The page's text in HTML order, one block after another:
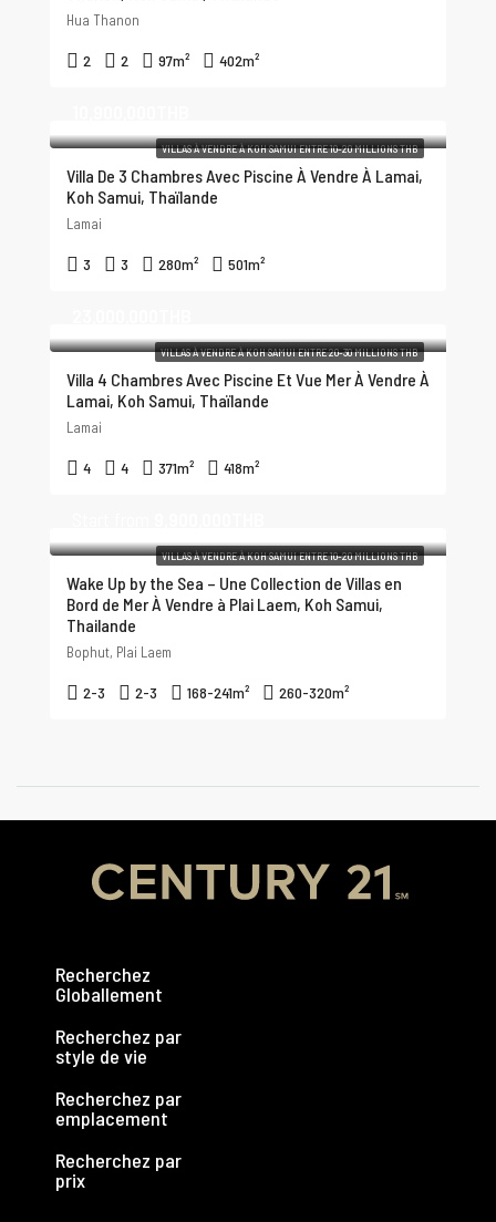
Hua Thanon
2 2 97m² 402m²
VILLAS À VENDRE À KOH SAMUI ENTRE 10-20 MILLIONS THB
Villa De 3 Chambres Avec Piscine À Vendre À Lamai,
Koh Samui, Thaïlande
Lamai
3 3 280m² 501m²
VILLAS À VENDRE À KOH SAMUI ENTRE 20-30 MILLIONS THB
Villa 4 Chambres Avec Piscine Et Vue Mer À Vendre À
Lamai, Koh Samui, Thaïlande
Lamai
4 4 371m² 418m²
VILLAS À VENDRE À KOH SAMUI ENTRE 10-20 MILLIONS THB
Wake Up by the Sea – Une Collection de Villas en
Bord de Mer À Vendre à Plai Laem, Koh Samui,
Thailande
Bophut, Plai Laem
2-3 2-3 168-241m² 260-320m²
Recherchez
Globallement
Recherchez par
style de vie
Recherchez par
emplacement
Recherchez par
prix